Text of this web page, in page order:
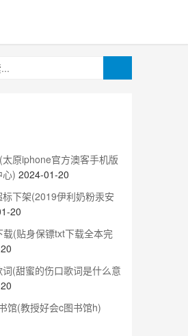
原iphone官方澳客手机版
心) 2024-01-20
下架(2019伊利奶粉汞安
20
载(贴身保镖txt下载全本完
(甜蜜的伤口歌词是什么意
馆(教授好会c图书馆h)